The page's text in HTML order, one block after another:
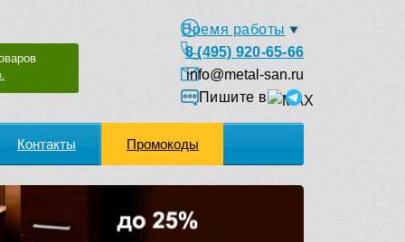
Время работы
8 (495) 920-65-66
info@metal-san.ru
Пишите в
Контакты Промокоды